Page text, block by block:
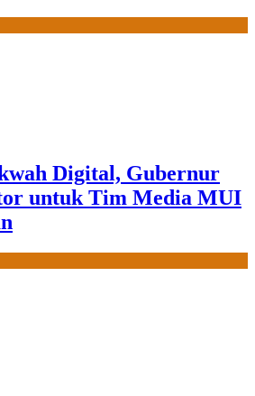
Digital, Gubernur
untuk Tim Media MUI